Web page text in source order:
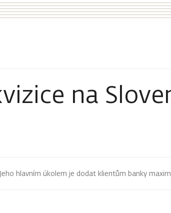
na
hlavním úkolem je dodat klientům banky